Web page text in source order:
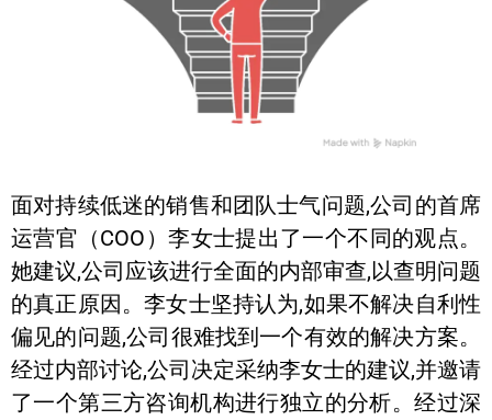
面对持续低迷的销售和团队士气问题,公司的首席
运营官（COO）李女士提出了一个不同的观点。
她建议,公司应该进行全面的内部审查,以查明问题
的真正原因。李女士坚持认为,如果不解决自利性
偏见的问题,公司很难找到一个有效的解决方案。
经过内部讨论,公司决定采纳李女士的建议,并邀请
了一个第三方咨询机构进行独立的分析。经过深